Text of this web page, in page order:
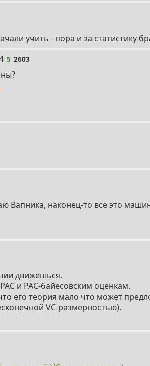
учить - пора и за статистику
5 2603
Вапника, наконец-то все это
движешься.
и PAC-байесовским оценкам.
его теория мало что может
VC-размерностью).